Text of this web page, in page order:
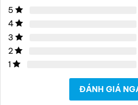
5
4
3
2
1
ĐÁNH GIÁ